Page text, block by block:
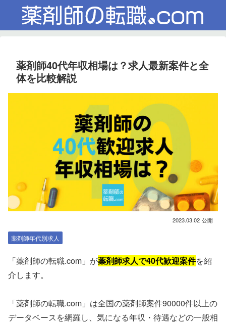
薬剤師40代年収相場は？求人最新案件と全
体を比較解説
2023.03.02
薬剤師年代別求人
「薬剤師の転職.com」が薬剤師求人で40代歓迎案件を紹
介します。
「薬剤師の転職.com」は全国の薬剤師案件90000件以上の
データベースを網羅し、気になる年収・待遇などの一般相